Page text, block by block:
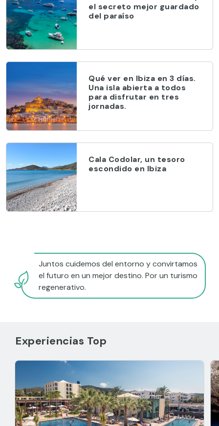
el secreto mejor guardado
del paraíso
Qué ver en Ibiza en 3 días.
Una isla abierta a todos
para disfrutar en tres
jornadas.
Cala Codolar, un tesoro
escondido en Ibiza
Juntos cuidemos del entorno y convirtamos
el futuro en un mejor destino. Por un turismo
regenerativo.
Experiencias Top